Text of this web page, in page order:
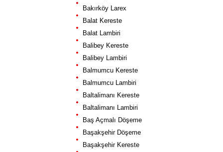
Bakırköy Larex
Balat Kereste
Balat Lambiri
Balibey Kereste
Balibey Lambiri
Balmumcu Kereste
Balmumcu Lambiri
Baltalimanı Kereste
Baltalimanı Lambiri
Baş Açmalı Döşeme
Başakşehir Döşeme
Başakşehir Kereste